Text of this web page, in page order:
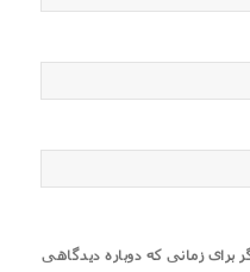
برای زمانی که دوباره دیدگاهی